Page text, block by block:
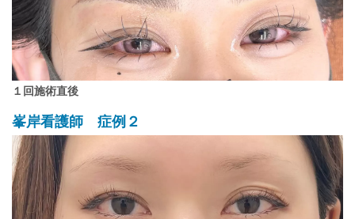
１回施術直後
峯岸看護師 症例２